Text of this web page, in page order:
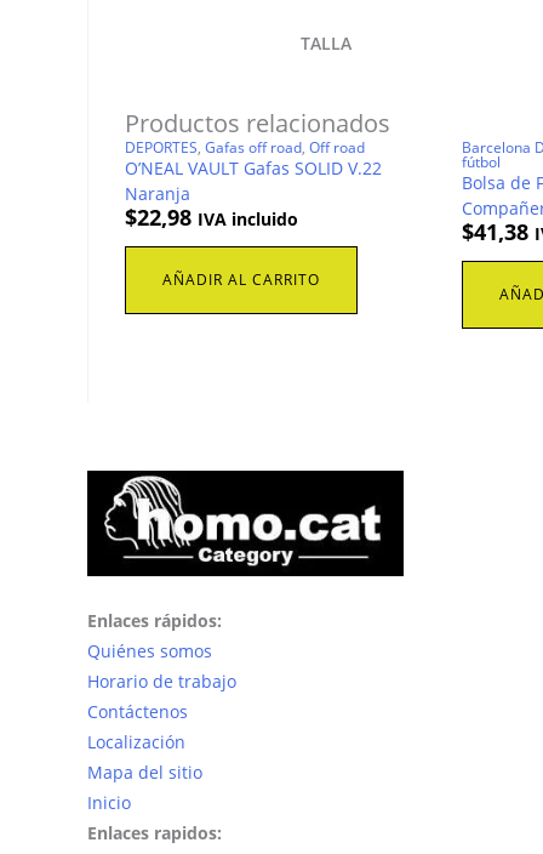
TALLA
Productos relacionados
DEPORTES, Gafas off road, Off road
O’NEAL VAULT Gafas SOLID V.22
Naranja
$22,98 IVA incluido
AÑADIR AL CARRITO
Barcelona
fútbol
Bolsa de
$41,38
Enlaces rápidos:
Quiénes somos
Horario de trabajo
Contáctenos
Localización
Mapa del sitio
Inicio
Enlaces rapidos: